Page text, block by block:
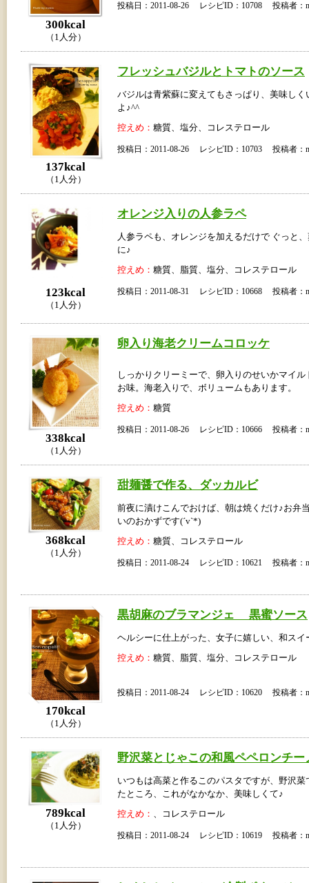
300kcal
（1人分）
投稿日：2011-08-26 レシピID：10708 投稿者：
137kcal
（1人分）
フレッシュバジルとトマトのソース
バジルは青紫蘇に変えてもさっぱり、美味しく
よ♪^^
控えめ： 糖質、塩分、コレステロール
投稿日：2011-08-26 レシピID：10703 投稿者：
123kcal
（1人分）
オレンジ入りの人参ラペ
人参ラペも、オレンジを加えるだけで ぐっと
に♪
控えめ： 糖質、脂質、塩分、コレステロール
投稿日：2011-08-31 レシピID：10668 投稿者：
338kcal
（1人分）
卵入り海老クリームコロッケ
しっかりクリーミーで、卵入りのせいかマイル
お味。海老入りで、ボリュームもあります。
控えめ： 糖質
投稿日：2011-08-26 レシピID：10666 投稿者：
368kcal
（1人分）
甜麺醤で作る、ダッカルビ
前夜に漬けこんでおけば、朝は焼くだけ♪お弁
いのおかずです(´v`*)
控えめ： 糖質、コレステロール
投稿日：2011-08-24 レシピID：10621 投稿者：
170kcal
（1人分）
黒胡麻のブラマンジェ 黒蜜ソース
ヘルシーに仕上がった、女子に嬉しい、和スイ
控えめ： 糖質、脂質、塩分、コレステロール
投稿日：2011-08-24 レシピID：10620 投稿者：
789kcal
（1人分）
野沢菜とじゃこの和風ペペロンチー
いつもは高菜と作るこのパスタですが、野沢菜
たところ、これがなかなか、美味しくて♪
控えめ： 、コレステロール
投稿日：2011-08-24 レシピID：10619 投稿者：